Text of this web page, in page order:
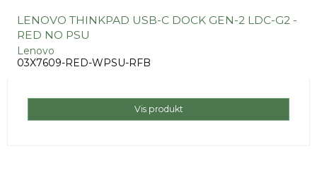
LENOVO THINKPAD USB-C DOCK GEN-2 LDC-G2 -
RED NO PSU
Lenovo
03X7609-RED-WPSU-RFB
Vis produkt